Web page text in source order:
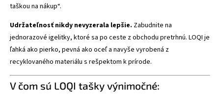
taškou na nákup“.
Udržateľnosť nikdy nevyzerala lepšie. Zabudnite na
jednorazové igelitky, ktoré sa po ceste z obchodu pretrhnú. LOQI je
ľahká ako pierko, pevná ako oceľ a navyše vyrobená z
recyklovaného materiálu s rešpektom k prírode.
V čom sú LOQI tašky výnimočné: